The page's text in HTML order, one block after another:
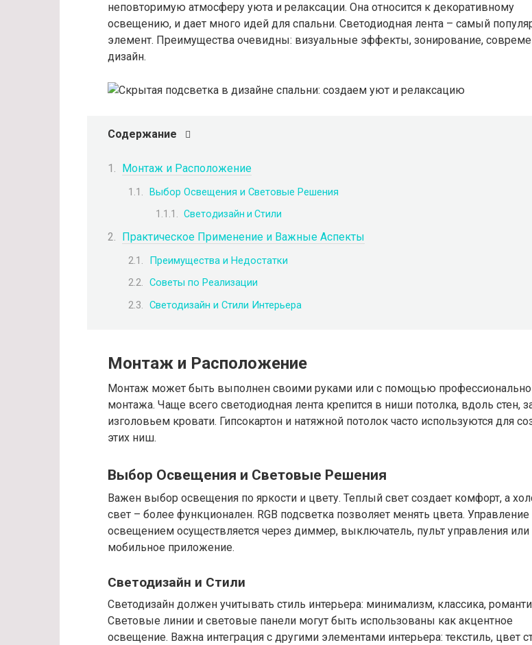
неповторимую атмосферу уюта и релаксации. Она относится к декоративному
освещению, и дает много идей для спальни. Светодиодная лента – самый
элемент. Преимущества очевидны: визуальные эффекты, зонирование,
дизайн.
Содержание
Монтаж и Расположение
Выбор Освещения и Световые Решения
Светодизайн и Стили
Практическое Применение и Важные Аспекты
Преимущества и Недостатки
Советы по Реализации
Светодизайн и Стили Интерьера
Монтаж и Расположение
Монтаж может быть выполнен своими руками или с помощью
монтажа. Чаще всего светодиодная лента крепится в ниши потолка, вдоль стен,
изголовьем кровати. Гипсокартон и натяжной потолок часто используются для
этих ниш.
Выбор Освещения и Световые Решения
Важен выбор освещения по яркости и цвету. Теплый свет создает комфорт, а
свет – более функционален. RGB подсветка позволяет менять цвета. Управление
освещением осуществляется через диммер, выключатель, пульт управления или
мобильное приложение.
Светодизайн и Стили
Светодизайн должен учитывать стиль интерьера: минимализм, классика,
Световые линии и световые панели могут быть использованы как акцентное
освещение. Важна интеграция с другими элементами интерьера: текстиль, цвет